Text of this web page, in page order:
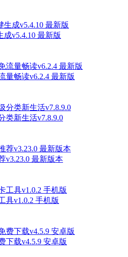
成v5.4.10 最新版
量畅读v6.2.4 最新版
类新生活v7.8.9.0
v3.23.0 最新版本
具v1.0.2 手机版
下载v4.5.9 安卓版